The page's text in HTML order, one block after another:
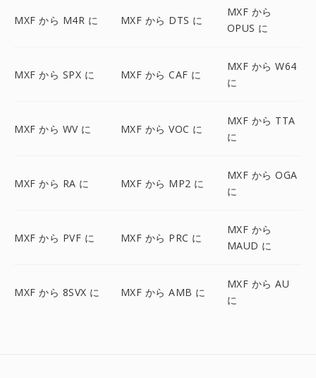
MXF から M4R に MXF から DTS に
MXF から
OPUS に
MXF から SPX に MXF から CAF に
MXF から W64
に
MXF から WV に MXF から VOC に
MXF から TTA
に
MXF から RA に MXF から MP2 に
MXF から OGA
に
MXF から PVF に MXF から PRC に
MXF から
MAUD に
MXF から 8SVX に MXF から AMB に
MXF から AU
に